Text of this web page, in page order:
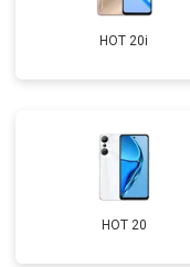
HOT 20i
HOT 20